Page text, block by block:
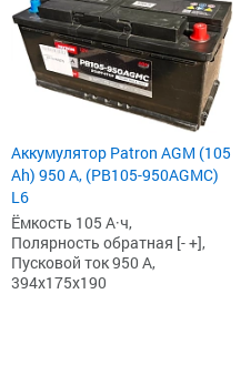
Аккумулятор Patron AGM (105
Ah) 950 А, (PB105-950AGMC)
L6
Ёмкость 105 А·ч,
Полярность обратная [- +],
Пусковой ток 950 А,
394x175x190